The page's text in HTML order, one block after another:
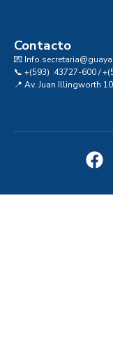
Contacto
💌
📞 +(593) 43727-600 /
📍 Av. Juan Illingworth